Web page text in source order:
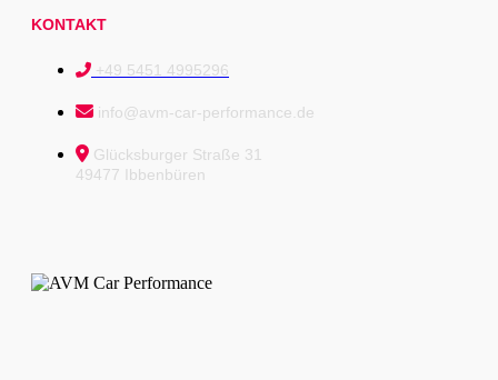
KONTAKT
+49 5451 4995296
info@avm-car-performance.de
Glücksburger Straße 31
49477 Ibbenbüren